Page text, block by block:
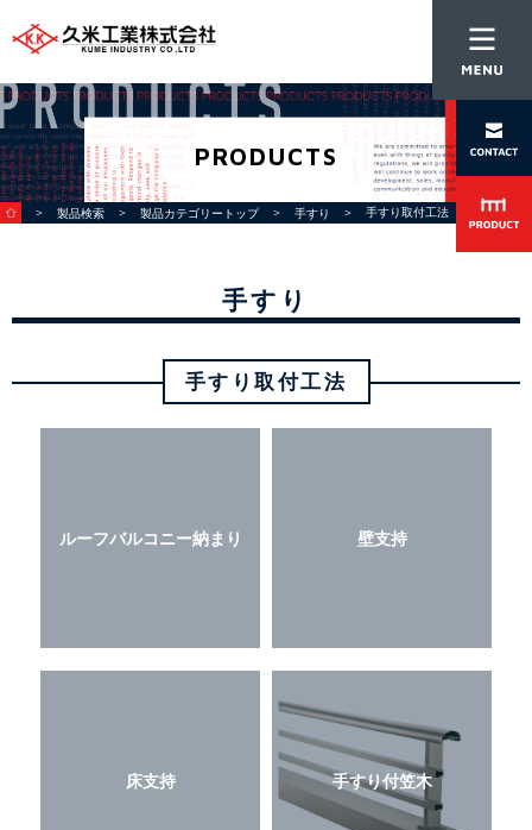
PRODUCTS
＞ 製品検索 ＞ 製品カテゴリートップ＞ 手すり ＞ 手すり取付工法
手すり
手すり取付工法
ルーフバルコニー納まり 壁支持
床支持 手すり付笠木